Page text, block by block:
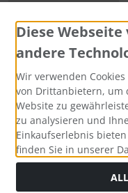
Social Media
Diese
andere
Wir verwenden
von Drittanbietern, um
Website zu
zu analysieren und
Einkaufserlebnis
finden Sie in unserer